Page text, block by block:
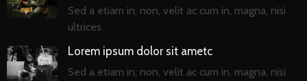
Sed a etiam in, non, velit ac cum in, magna, nisi
ultrices.
Lorem ipsum dolor sit ametc
Sed a etiam in, non, velit ac cum in, magna, nisi